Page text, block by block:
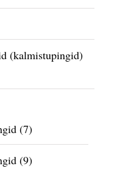
(kalmistupingid)
(7)
(9)